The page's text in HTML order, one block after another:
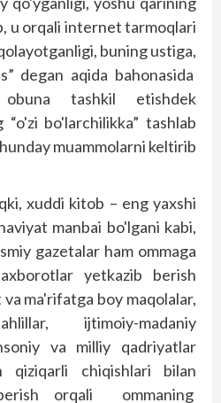
u orqali internet tarmoqlari
buning ustiga,
degan aqida bahonasida
tashkil etishdek
bo'larchilikka” tashlab
muammolarni keltirib
xuddi kitob – eng yaxshi
manbai bo'lgani kabi,
gazetalar ham ommaga
yetkazib berish
ma'rifatga boy maqolalar,
ijtimoiy-madaniy
va milliy qadriyatlar
qiziqarli chiqish­lari bilan
orqali ommaning